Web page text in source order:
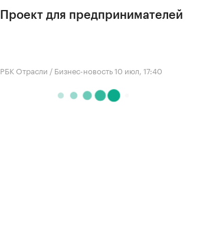
Проект для предпринимателей
РБК Отрасли / Бизнес-новость10 июл, 17:40